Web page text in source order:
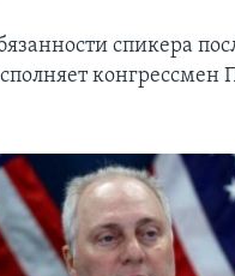
спикера
конгрессмен